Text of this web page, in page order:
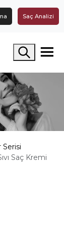
Saç Analizi
Arama yap
Serisi
Saç Kremi